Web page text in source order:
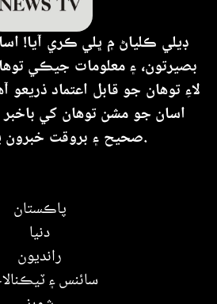
پاڪستان
دنيا
رانديون
سائنس ۽
ڊيلي ڪلياڻ ۾ ڀلي ڪري آيا!
بصيرتون، ۽ معلومات جيڪي
لاءِ توهان جو قابل اعتماد ذريعو
اسان جو مشن توهان کي باخبر
صحيح ۽ بروقت خبرون پهچائڻ آهي.